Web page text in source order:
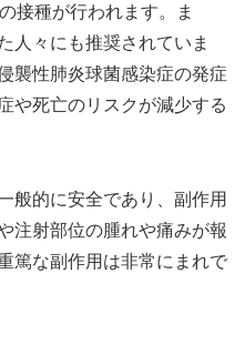
接種が行われます。ま
人々にも推奨されていま
襲性肺炎球菌感染症の発症
や死亡のリスクが減少する
般的に安全であり、副作用
注射部位の腫れや痛みが報
篤な副作用は非常にまれで